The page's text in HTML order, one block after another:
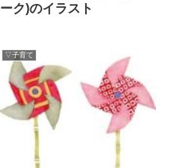
ーク)のイラスト
▽子育て